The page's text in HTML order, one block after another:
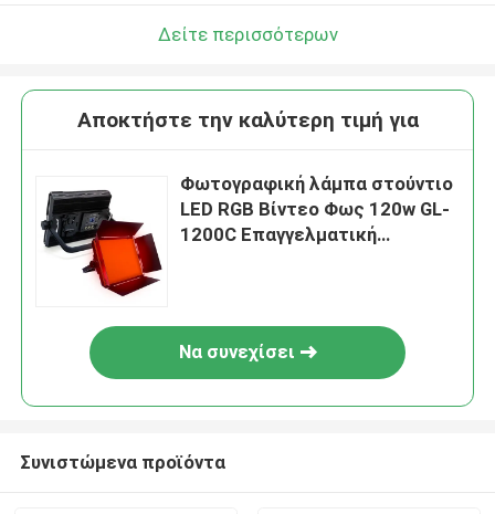
Δείτε περισσότερων
Αποκτήστε την καλύτερη τιμή για
Φωτογραφική λάμπα στούντιο
LED RGB Βίντεο Φως 120w GL-
1200C Επαγγελματική
Να συνεχίσει
Συνιστώμενα προϊόντα